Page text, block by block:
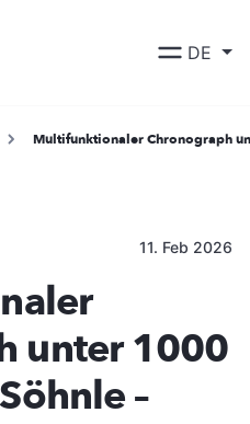
DE
Multifunktionaler Chronograph
11. Feb 2026
unter 1000
–